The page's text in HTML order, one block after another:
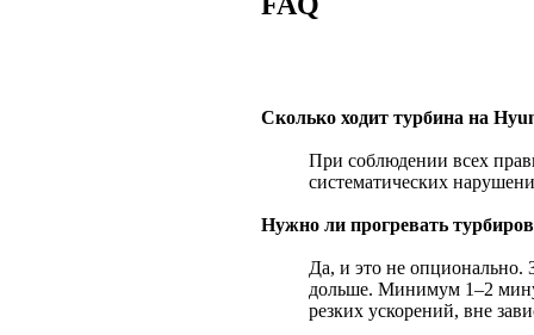
Сколько ходит турбина на
При соблюдении всех
систематических
Нужно ли прогревать
Да, и это не
дольше. Минимум 1–2
резких ускорений, вне